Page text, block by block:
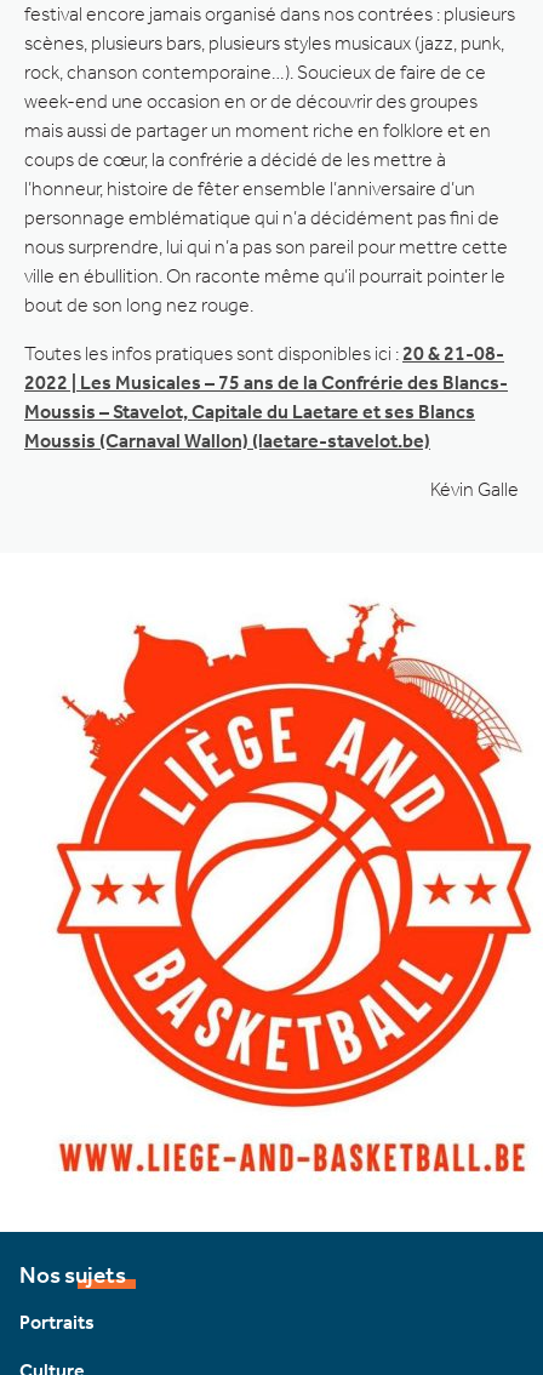
festival encore jamais organisé dans nos contrées : plusieurs
scènes, plusieurs bars, plusieurs styles musicaux (jazz, punk,
rock, chanson contemporaine…). Soucieux de faire de ce
week-end une occasion en or de découvrir des groupes
mais aussi de partager un moment riche en folklore et en
coups de cœur, la confrérie a décidé de les mettre à
l’honneur, histoire de fêter ensemble l’anniversaire d’un
personnage emblématique qui n’a décidément pas fini de
nous surprendre, lui qui n’a pas son pareil pour mettre cette
ville en ébullition. On raconte même qu’il pourrait pointer le
bout de son long nez rouge.
Toutes les infos pratiques sont disponibles ici : 20 & 21-08-
2022 | Les Musicales – 75 ans de la Confrérie des Blancs-
Moussis – Stavelot, Capitale du Laetare et ses Blancs
Moussis (Carnaval Wallon) (laetare-stavelot.be)
Kévin Galle
Nos sujets
Portraits
Culture